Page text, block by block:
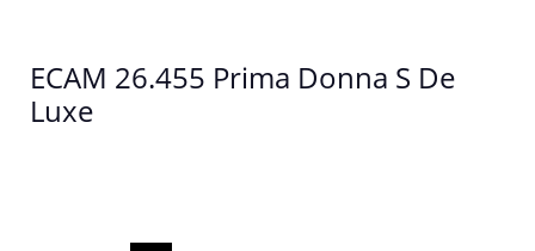
ECAM 26.455 Prima Donna S De
Luxe